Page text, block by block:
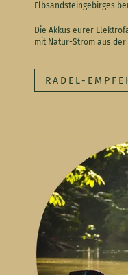
Elbsandsteingebirges
Die Akkus eurer
mit Natur-Strom aus der
RADEL-